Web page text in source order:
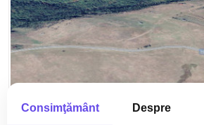
Consimţământ Despre